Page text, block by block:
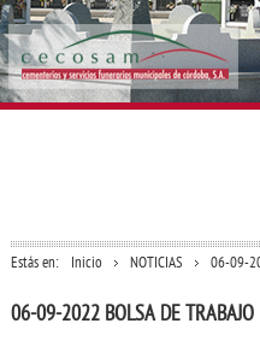
Estás en: Inicio NOTICIAS 06-09-
06-09-2022 BOLSA DE